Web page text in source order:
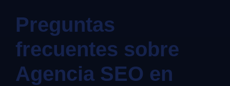
Preguntas
frecuentes sobre
Agencia SEO en